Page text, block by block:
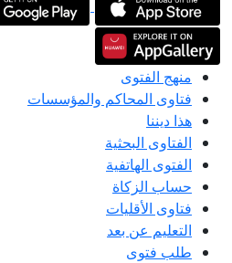
منهج الفتوى
فتاوى المحاكم والمؤسسات
هذا ديننا
الفتاوى البحثية
الفتوى الهاتفية
حساب الزكاة
فتاوى الأقليات
التعليم عن بعد
طلب فتوى